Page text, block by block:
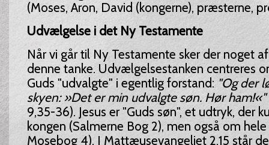
(Moses, Aron, David (kongerne), præsterne,
Udvælgelse i det Ny Testamente
Når vi går til Ny Testamente sker der noget
denne tanke. Udvælgelsestanken centreres
Guds "udvalgte" i egentlig forstand: "Og der
skyen: »Det er min udvalgte søn. Hør ham!«"
9,35-36). Jesus er "Guds søn", et udtryk, der
kongen (Salmerne Bog 2), men også om
Mosebog 4). I Mattæusevangeliet 2,15 står